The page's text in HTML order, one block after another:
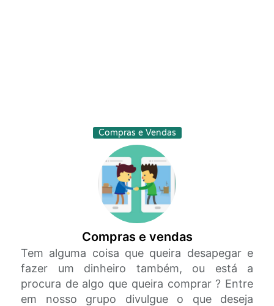
Compras e Vendas
Compras e vendas
Tem alguma coisa que queira desapegar e
fazer um dinheiro também, ou está a
procura de algo que queira comprar ? Entre
em nosso grupo divulgue o que deseja